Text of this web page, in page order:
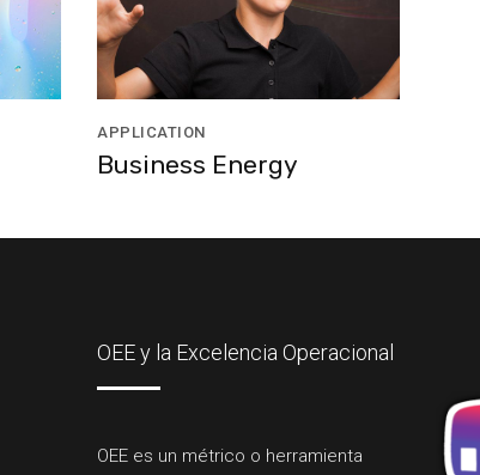
APPLICATION
Business Energy
OEE y la Excelencia Operacional
OEE es un métrico o herramienta